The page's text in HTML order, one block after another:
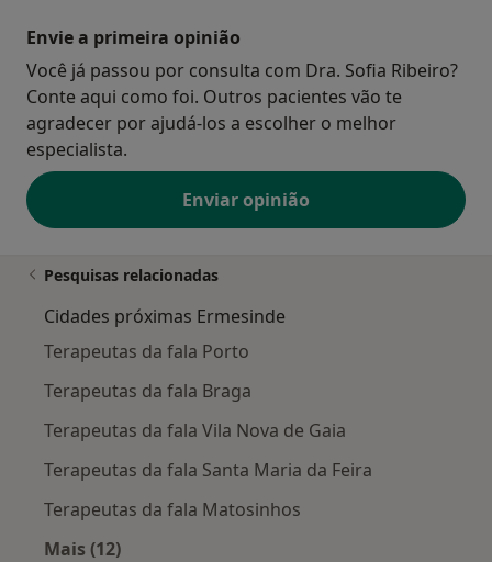
Envie a primeira opinião
Você já passou por consulta com Dra. Sofia Ribeiro?
Conte aqui como foi. Outros pacientes vão te
agradecer por ajudá-los a escolher o melhor
especialista.
Enviar opinião
Pesquisas relacionadas
Cidades próximas Ermesinde
Terapeutas da fala Porto
Terapeutas da fala Braga
Terapeutas da fala Vila Nova de Gaia
Terapeutas da fala Santa Maria da Feira
Terapeutas da fala Matosinhos
Mais (12)